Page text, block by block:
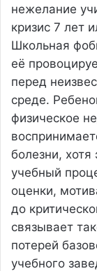
нежелание
кризис 7 лет
Школьная
её
перед
среде.
физическое
болезни, хотя
учебный
оценки,
до
связывает
потерей
учебного